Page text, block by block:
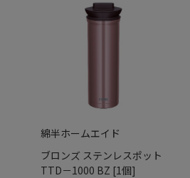
綿半ホームエイド
ブロンズ ステンレスポット
TTD－1000 BZ [1個]